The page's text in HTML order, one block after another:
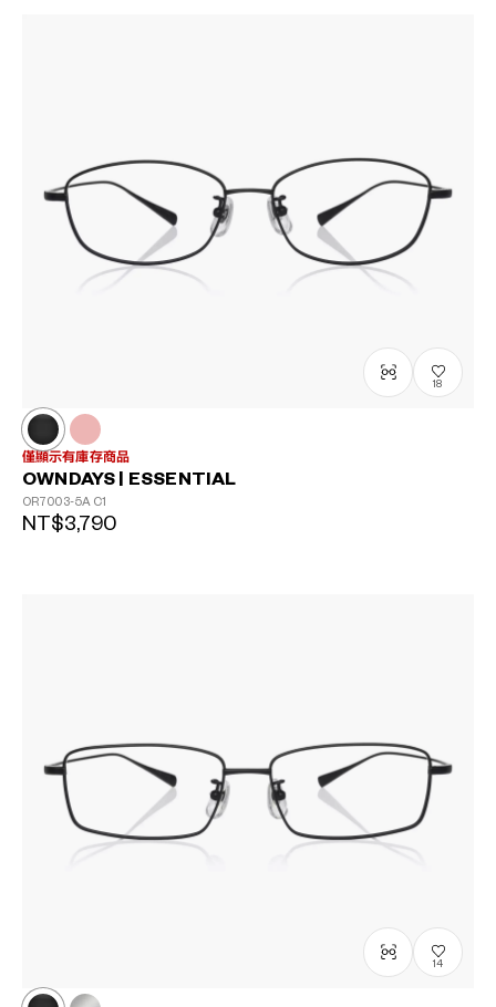
18
僅顯示有庫存商品
OWNDAYS | ESSENTIAL
OR7003-5A C1
NT$3,790
14